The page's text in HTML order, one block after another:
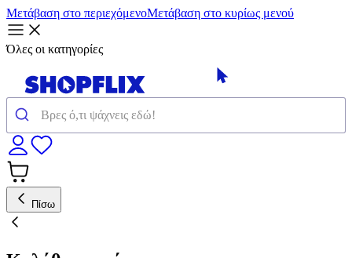
Μετάβαση στο περιεχόμενοΜετάβαση στο κυρίως μενού
Όλες οι κατηγορίες
Πίσω